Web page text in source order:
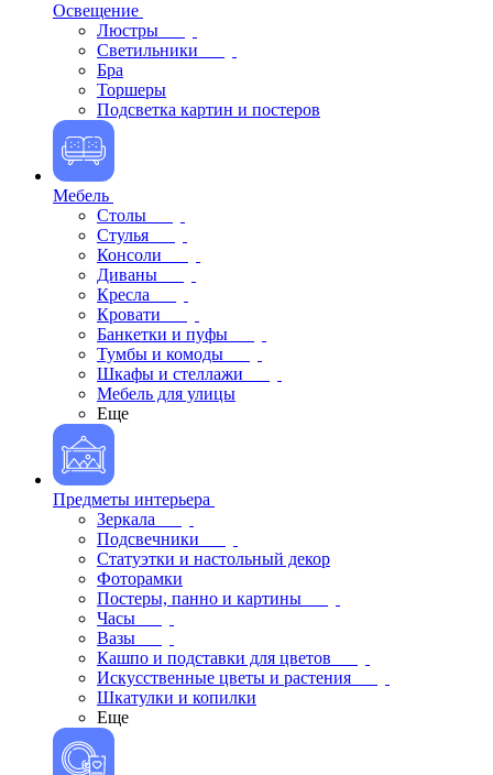
Освещение
Люстры
Светильники
Бра
Торшеры
Подсветка картин и постеров
Мебель
Столы
Стулья
Консоли
Диваны
Кресла
Кровати
Банкетки и пуфы
Тумбы и комоды
Шкафы и стеллажи
Мебель для улицы
Еще
Предметы интерьера
Зеркала
Подсвечники
Статуэтки и настольный декор
Фоторамки
Постеры, панно и картины
Часы
Вазы
Кашпо и подставки для цветов
Искусственные цветы и растения
Шкатулки и копилки
Еще